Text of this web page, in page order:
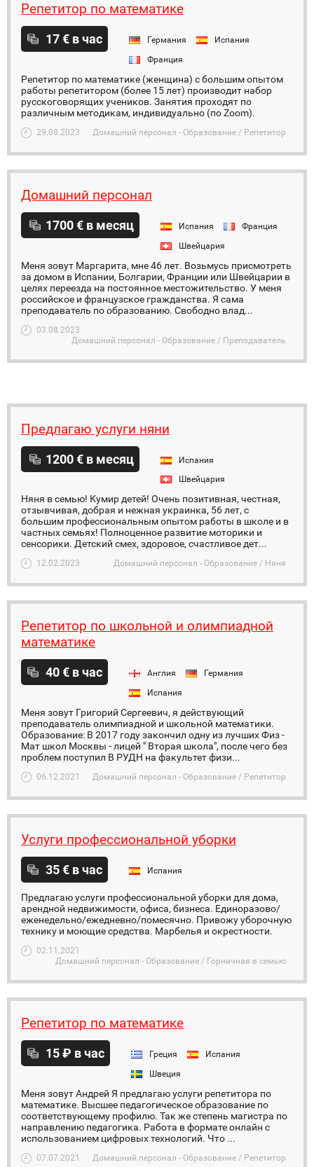
Репетитор по математике
17 € в час Германия
Испания
Франция
Репетитор по математике (женщина) с большим опытом
работы репетитором (более 15 лет) производит набор
русскоговорящих учеников. Занятия проходят по
различным методикам, индивидуально (по Zoom).
29.08.2023 Домашний персонал - Образование / Репетитор
Домашний персонал
1700 € в месяц Испания
Франция
Швейцария
Меня зовут Маргарита, мне 46 лет. Возьмусь присмотреть
за домом в Испании, Болгарии, Франции или Швейцарии в
целях переезда на постоянное местожительство. У меня
российское и французское гражданства. Я сама
преподаватель по образованию. Свободно влад...
03.08.2023
Домашний персонал - Образование / Преподаватель
Предлагаю услуги няни
1200 € в месяц
Испания
Швейцария
Няня в семью! Кумир детей! Очень позитивная, честная,
отзывчивая, добрая и нежная украинка, 56 лет, с
большим профессиональным опытом работы в школе и в
частных семьях! Полноценное развитие моторики и
сенсорики. Детский смех, здоровое, счастливое дет...
12.02.2023 Домашний персонал - Образование / Няня
Репетитор по школьной и олимпиадной
математике
40 € в час Англия
Германия
Испания
Меня зовут Григорий Сергеевич, я действующий
преподаватель олимпиадной и школьной математики.
Образование: В 2017 году закончил одну из лучших Физ -
Мат школ Москвы - лицей " Вторая школа", после чего без
проблем поступил В РУДН на факультет физи...
06.12.2021 Домашний персонал - Образование / Репетитор
Услуги профессиональной уборки
35 € в час Испания
Предлагаю услуги профессиональной уборки для дома,
арендной недвижимости, офиса, бизнеса. Единоразово/
еженедельно/ежедневно/помесячно. Привожу уборочную
технику и моющие средства. Марбелья и окрестности.
02.11.2021
Домашний персонал - Образование / Горничная в семью
Репетитор по математике
15 ₽ в час Греция
Испания
Швеция
Меня зовут Андрей Я предлагаю услуги репетитора по
математике. Высшее педагогическое образование по
соответствующему профилю. Так же степень магистра по
направлению педагогика. Работа в формате онлайн с
использованием цифровых технологий. Что ...
07.07.2021 Домашний персонал - Образование / Репетитор